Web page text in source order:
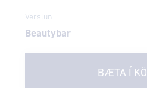
Verslun
Beautybar
BÆTA Í